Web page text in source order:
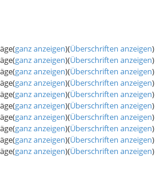
(ganz anzeigen)(Überschriften anzeigen)
(ganz anzeigen)(Überschriften anzeigen)
(ganz anzeigen)(Überschriften anzeigen)
(ganz anzeigen)(Überschriften anzeigen)
(ganz anzeigen)(Überschriften anzeigen)
(ganz anzeigen)(Überschriften anzeigen)
(ganz anzeigen)(Überschriften anzeigen)
(ganz anzeigen)(Überschriften anzeigen)
(ganz anzeigen)(Überschriften anzeigen)
(ganz anzeigen)(Überschriften anzeigen)